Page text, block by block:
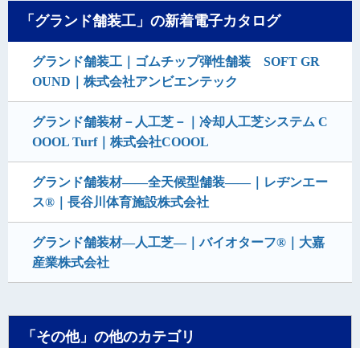
「グランド舗装工」の新着電子カタログ
グランド舗装工｜ゴムチップ弾性舗装 SOFT GR
OUND｜株式会社アンビエンテック
グランド舗装材－人工芝－｜冷却人工芝システム C
OOOL Turf｜株式会社COOOL
グランド舗装材――全天候型舗装――｜レヂンエー
ス®｜長谷川体育施設株式会社
グランド舗装材―人工芝―｜バイオターフ®｜大嘉
産業株式会社
「その他」の他のカテゴリ